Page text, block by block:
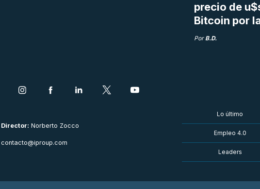
precio de
Bitcoin por
Por B.D.
Director: Norberto Zocco
contacto@iproup.com
Lo último
Empleo 4.0
Leaders